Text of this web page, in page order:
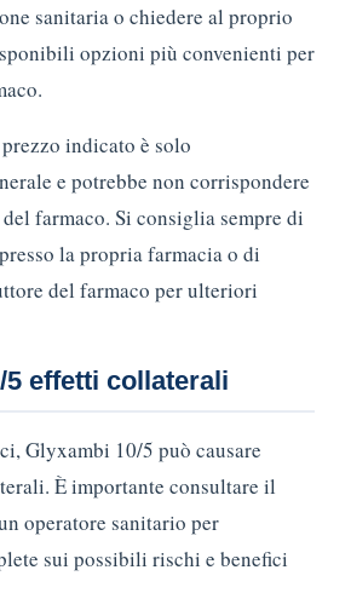
sanitaria o chiedere al proprio
opzioni più convenienti per
indicato è solo
e potrebbe non corrispondere
farmaco. Si consiglia sempre di
la propria farmacia o di
del farmaco per ulteriori
5 effetti collaterali
Glyxambi 10/5 può causare
È importante consultare il
operatore sanitario per
sui possibili rischi e benefici